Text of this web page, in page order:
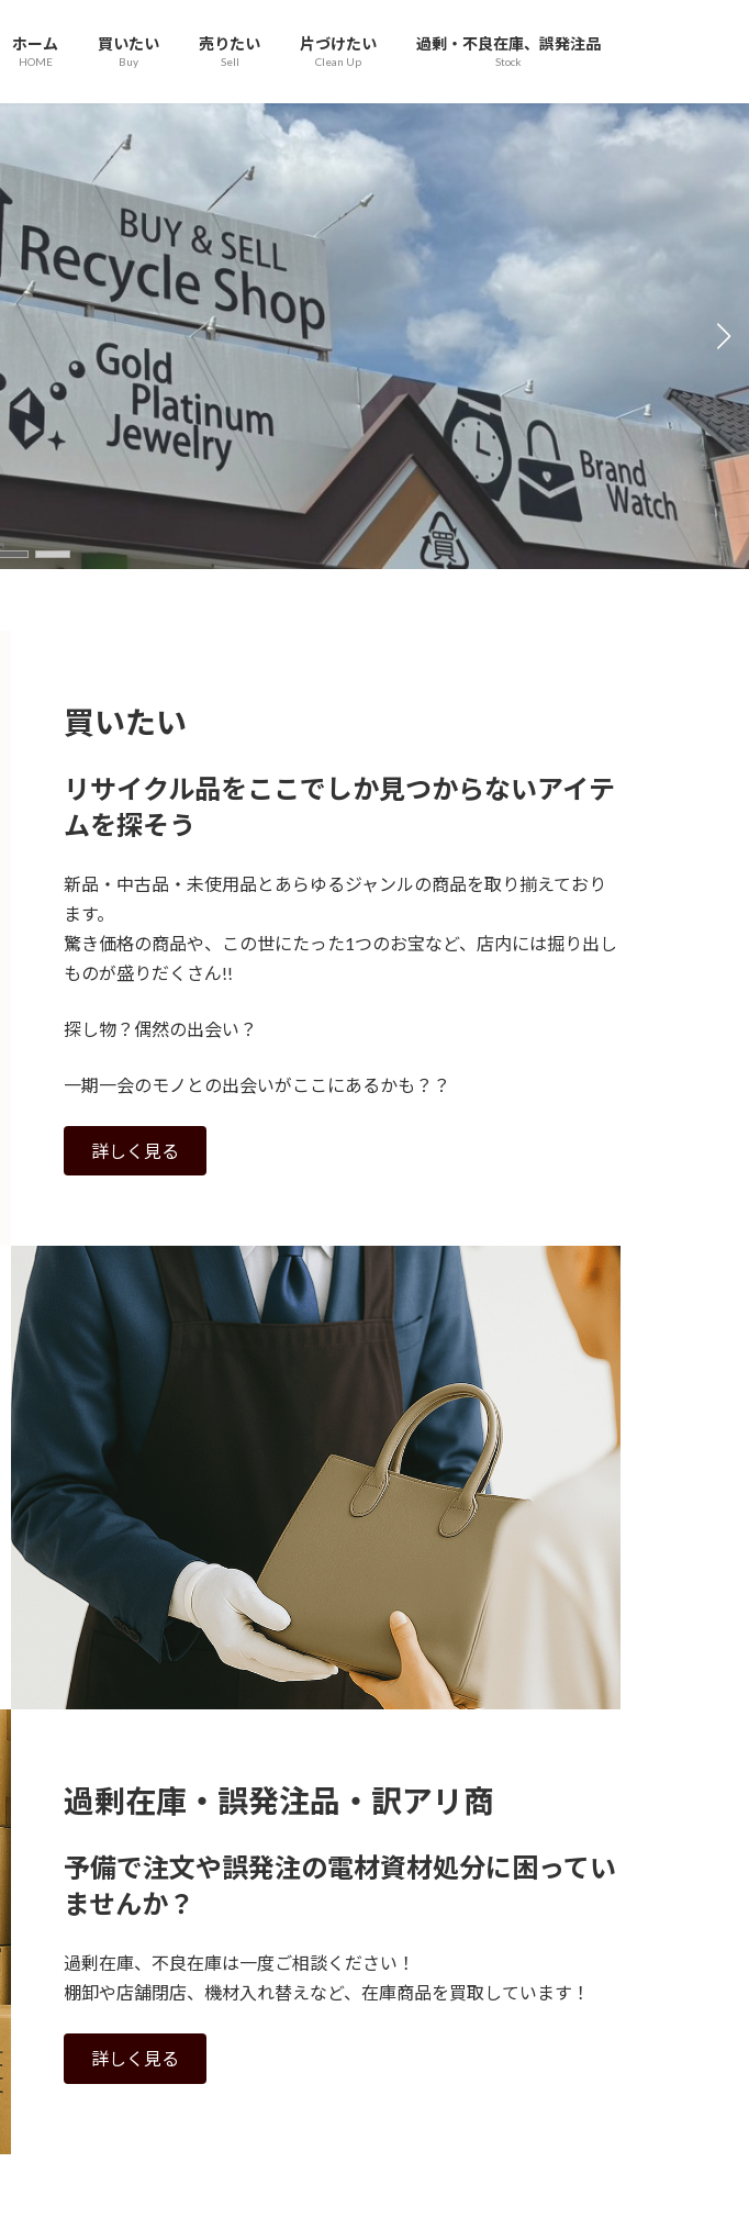
ホーム
HOME
買いたい
Buy
売りたい
Sell
片づけたい
Clean Up
過剰・不良在庫、誤発注品
Stock
買いたい
リサイクル品をここでしか見つからないアイテ
ムを探そう
新品・中古品・未使用品とあらゆるジャンルの商品を取り揃えており
ます。
驚き価格の商品や、この世にたった1つのお宝など、店内には掘り出し
ものが盛りだくさん!!
探し物？偶然の出会い？
一期一会のモノとの出会いがここにあるかも？？
詳しく見る
過剰在庫・誤発注品・訳アリ商
予備で注文や誤発注の電材資材処分に困ってい
ませんか？
過剰在庫、不良在庫は一度ご相談ください！
棚卸や店舗閉店、機材入れ替えなど、在庫商品を買取しています！
詳しく見る